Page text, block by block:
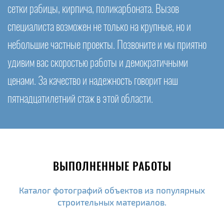
сетки рабицы, кирпича, поликарбоната. Вызов
специалиста возможен не только на крупные, но и
небольшие частные проекты. Позвоните и мы приятно
удивим вас скоростью работы и демократичными
ценами. За качество и надежность говорит наш
пятнадцатилетний стаж в этой области.
ВЫПОЛНЕННЫЕ РАБОТЫ
Каталог фотографий объектов из популярных
строительных материалов.